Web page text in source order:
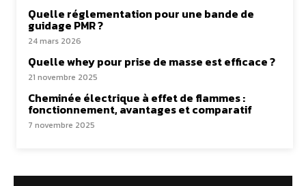
Quelle réglementation pour une bande de
guidage PMR ?
24 mars 2026
Quelle whey pour prise de masse est efficace ?
21 novembre 2025
Cheminée électrique à effet de flammes :
fonctionnement, avantages et comparatif
7 novembre 2025